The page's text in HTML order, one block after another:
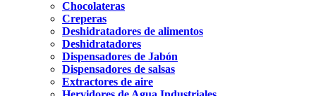
Chocolateras
Creperas
Deshidratadores de alimentos
Deshidratadores
Dispensadores de Jabón
Dispensadores de salsas
Extractores de aire